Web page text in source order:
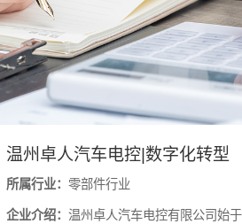
温州卓人汽车电控|数字化转型
所属行业：零部件行业
企业介绍：温州卓人汽车电控有限公司始